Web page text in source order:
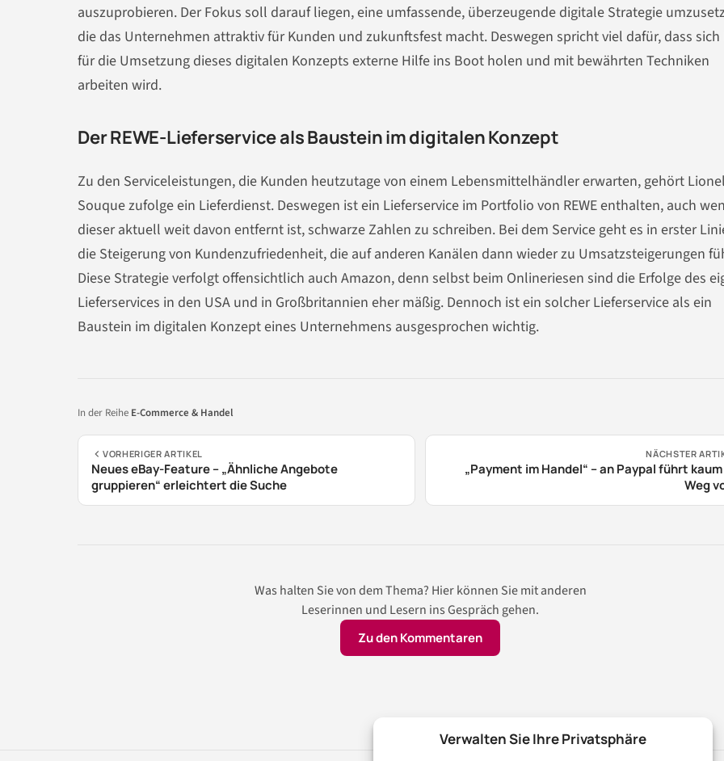
Verwalten Sie Ihre Privatsphäre
auszuprobieren. Der Fokus soll darauf liegen, eine umfassende, überzeugende digitale Strategie
die das Unternehmen attraktiv für Kunden und zukunftsfest macht. Deswegen spricht viel dafür, dass sich
für die Umsetzung dieses digitalen Konzepts externe Hilfe ins Boot holen und mit bewährten Techniken
arbeiten wird.
Der REWE-Lieferservice als Baustein im digitalen Konzept
Zu den Serviceleistungen, die Kunden heutzutage von einem Lebensmittelhändler erwarten, gehört Lionel
Souque zufolge ein Lieferdienst. Deswegen ist ein Lieferservice im Portfolio von REWE enthalten, auch
dieser aktuell weit davon entfernt ist, schwarze Zahlen zu schreiben. Bei dem Service geht es in erster
die Steigerung von Kundenzufriedenheit, die auf anderen Kanälen dann wieder zu Umsatzsteigerungen
Diese Strategie verfolgt offensichtlich auch Amazon, denn selbst beim Onlineriesen sind die Erfolge des
Lieferservices in den USA und in Großbritannien eher mäßig. Dennoch ist ein solcher Lieferservice als ein
Baustein im digitalen Konzept eines Unternehmens ausgesprochen wichtig.
In der Reihe E-Commerce & Handel
VORHERIGER ARTIKEL
Neues eBay-Feature – „Ähnliche Angebote
gruppieren“ erleichtert die Suche
NÄCHSTER
„Payment im Handel“ – an Paypal führt
Weg
Was halten Sie von dem Thema? Hier können Sie mit anderen
Leserinnen und Lesern ins Gespräch gehen.
Zu den Kommentaren